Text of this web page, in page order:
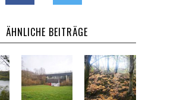
ÄHNLICHE BEITRÄGE